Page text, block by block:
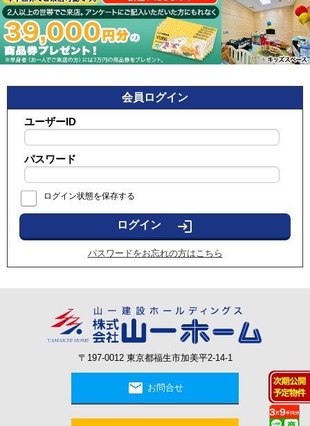
会員ログイン
ユーザーID
パスワード
ログイン状態を保存する
login
パスワードをお忘れの方はこちら
〒197-0012 東京都福生市加美平2-14-1
mail お問合せ